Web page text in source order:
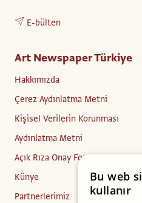
E-bülten
Art Newspaper Türkiye
Hakkımızda
Çerez Aydınlatma Metni
Kişisel Verilerin Korunması
Aydınlatma Metni
Açık Rıza Onay Formu
Künye
Partnerlerimiz
Bu web
kullanır